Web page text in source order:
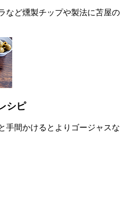
など燻製チップや製法に苫屋の
シピ
手間かけるとよりゴージャスな